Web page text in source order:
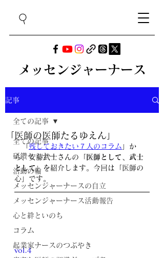
メッセンジャーナース
記事
全ての記事
研鑽セミナー
活動の輪
メッセンジャーナースの自立
メッセンジャーナース活動報告
心と絆といのち
コラム
起業家ナースのつぶやき
全ての記事
「医師の医師たるゆえん」
「 残しておきたい７人のコラム 」か
ら、安藤武士さんの「
医師として、武士
として」を紹介します。今回は「
医師の
心 」です。
vol.4